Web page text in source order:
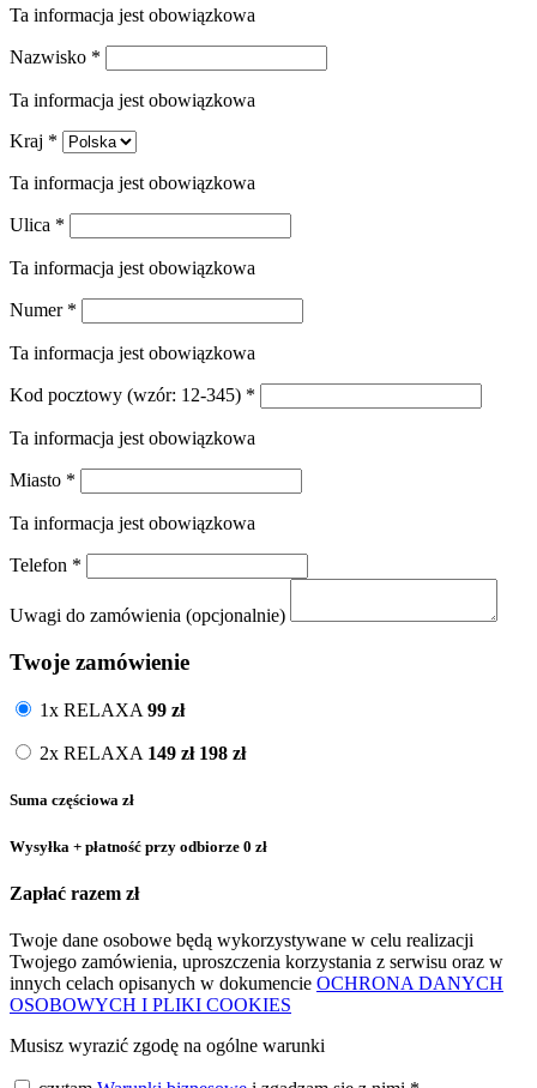
Ta informacja jest obowiązkowa
Nazwisko *
Ta informacja jest obowiązkowa
Kraj *
Ta informacja jest obowiązkowa
Ulica *
Ta informacja jest obowiązkowa
Numer *
Ta informacja jest obowiązkowa
Kod pocztowy (wzór: 12-345) *
Ta informacja jest obowiązkowa
Miasto *
Ta informacja jest obowiązkowa
Telefon *
Uwagi do zamówienia (opcjonalnie)
Twoje zamówienie
1x RELAXA 99 zł
2x RELAXA 149 zł 198 zł
Suma częściowa zł
Wysyłka + płatność przy odbiorze 0 zł
Zapłać razem zł
Twoje dane osobowe będą wykorzystywane w celu realizacji
Twojego zamówienia, uproszczenia korzystania z serwisu oraz w
innych celach opisanych w dokumencie OCHRONA DANYCH
OSOBOWYCH I PLIKI COOKIES
Musisz wyrazić zgodę na ogólne warunki